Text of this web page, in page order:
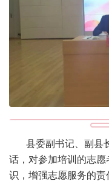
县委副书记、副县
话，对参加培训的志
识，增强志愿服务的